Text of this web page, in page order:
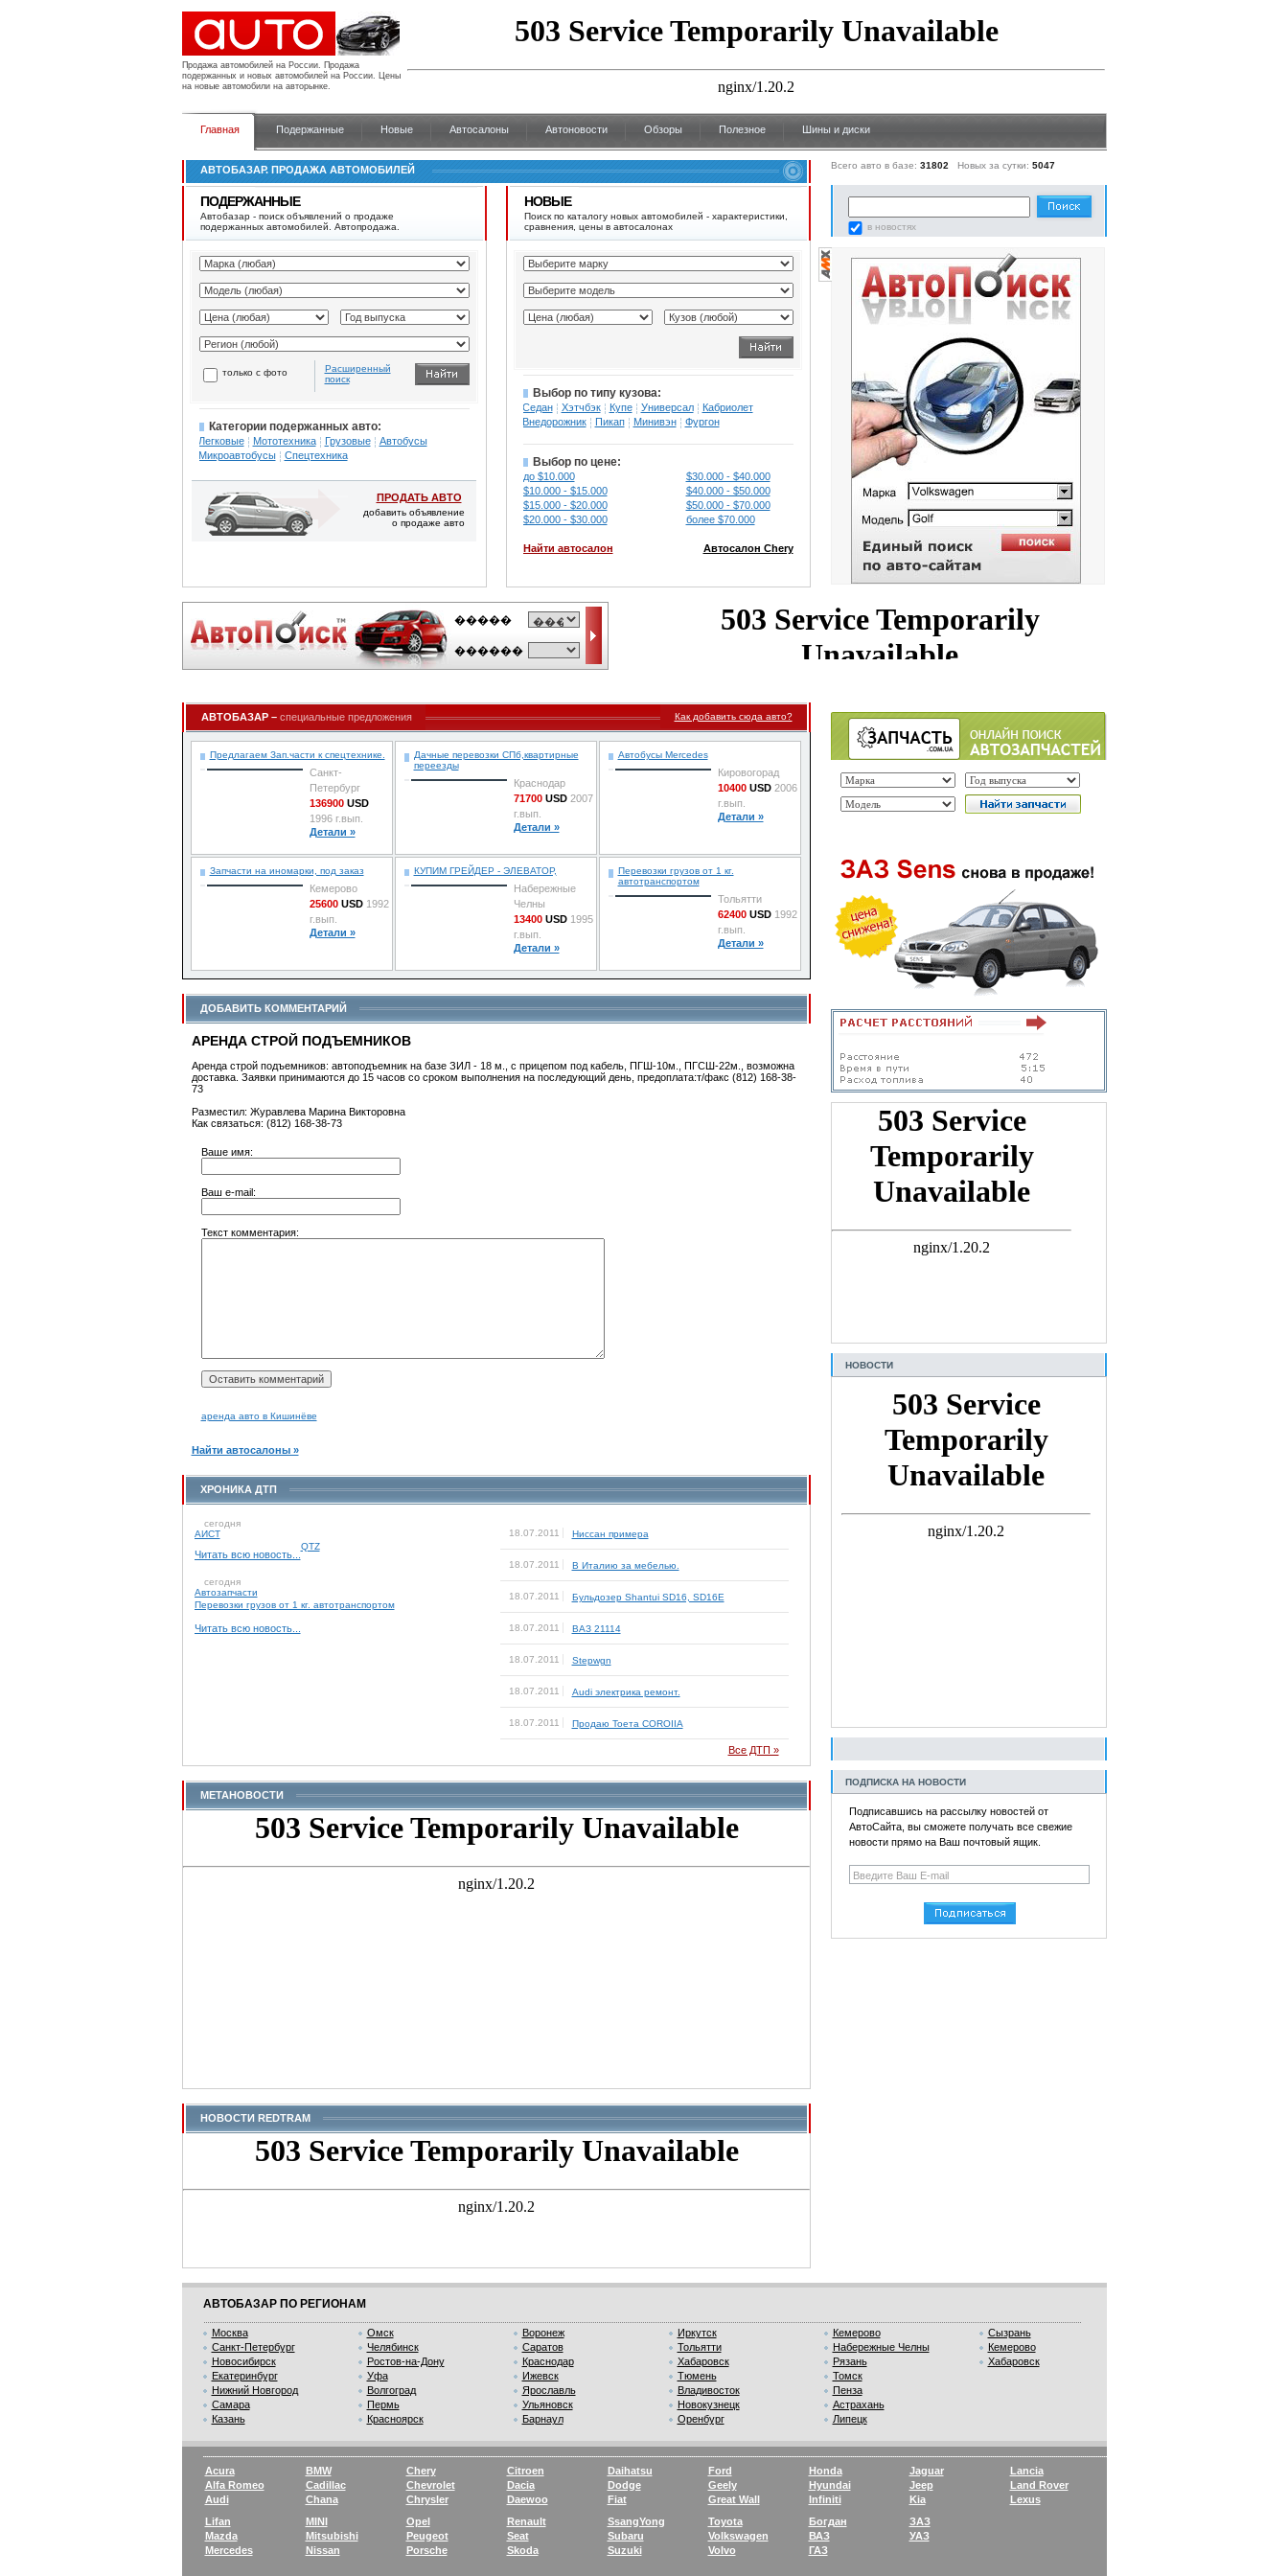
Продажа автомобилей на России. Продажа
подержанных и новых автомобилей на России. Цены
на новые автомобили на авторынке.
Главная Подержанные Новые Автосалоны Автоновости Обзоры Полезное Шины и диски
АВТОБАЗАР. ПРОДАЖА АВТОМОБИЛЕЙ
ПОДЕРЖАННЫЕ
Автобазар - поиск объявлений о продаже
подержанных автомобилей. Автопродажа.
только с фото
Расширенный
поиск
Категории подержанных авто:
Легковые Мототехника Грузовые
Автобусы
Микроавтобусы
Спецтехника
ПРОДАТЬ АВТО
добавить объявление
о продаже авто
НОВЫЕ
Поиск по каталогу новых автомобилей - характеристики,
сравнения, цены в автосалонах
Выбор по типу кузова:
Седан Хэтчбэк Купе Универсал
Кабриолет
Внедорожник
Пикап Минивэн Фургон
Выбор по цене:
до $10.000
$30.000 - $40.000
$10.000 - $15.000
$40.000 - $50.000
$15.000 - $20.000
$50.000 - $70.000
$20.000 - $30.000
более $70.000
Найти автосалон Автосалон Chery
Всего авто в базе: 31802 Новых за сутки: 5047
в новостях
АВТОБАЗАР – специальные предложения Как добавить сюда авто?
Предлагаем Зап.части к спецтехнике.
Санкт-
Петербург
136900USD
1996 г.вып.
Детали »
Дачные перевозки СПб,квартирные
переезды
Краснодар
71700USD2007
г.вып.
Детали »
Автобусы Mercedes
Кировогорад
10400USD2006
г.вып.
Детали »
Запчасти на иномарки, под заказ
Кемерово
25600USD1992
г.вып.
Детали »
КУПИМ ГРЕЙДЕР - ЭЛЕВАТОР,
Набережные
Челны
13400USD1995
г.вып.
Детали »
Перевозки грузов от 1 кг.
автотранспортом
Тольятти
62400USD1992
г.вып.
Детали »
НОВОСТИ
ПОДПИСКА НА НОВОСТИ
Подписавшись на рассылку новостей от
АвтоСайта, вы сможете получать все свежие
новости прямо на Ваш почтовый ящик.
ДОБАВИТЬ КОММЕНТАРИЙ
АРЕНДА СТРОЙ ПОДЪЕМНИКОВ
Аренда строй подъемников: автоподъемник на базе ЗИЛ - 18 м., с прицепом под кабель, ПГШ-10м., ПГСШ-22м., возможна
доставка. Заявки принимаются до 15 часов со сроком выполнения на последующий день, предоплата:т/факс (812) 168-38-
73
Разместил: Журавлева Марина Викторовна
Как связаться: (812) 168-38-73
Ваше имя:
Ваш e-mail:
Текст комментария:
аренда авто в Кишинёве
Найти автосалоны »
ХРОНИКА ДТП
сегодня
АИСТ
QTZ
Читать всю новость...
сегодня
Автозапчасти
Перевозки грузов от 1 кг. автотранспортом
Читать всю новость...
18.07.2011 Ниссан примера
18.07.2011 В Италию за мебелью.
18.07.2011 Бульдозер Shantui SD16, SD16E
18.07.2011 ВАЗ 21114
18.07.2011 Stepwgn
18.07.2011 Audi электрика ремонт.
18.07.2011 Продаю Тоета COROIIA
Все ДТП »
МЕТАНОВОСТИ
НОВОСТИ REDTRAM
АВТОБАЗАР ПО РЕГИОНАМ
Москва
Санкт-Петербург
Новосибирск
Екатеринбург
Нижний Новгород
Самара
Казань
Омск
Челябинск
Ростов-на-Дону
Уфа
Волгоград
Пермь
Красноярск
Воронеж
Саратов
Краснодар
Ижевск
Ярославль
Ульяновск
Барнаул
Иркутск
Тольятти
Хабаровск
Тюмень
Владивосток
Новокузнецк
Оренбург
Кемерово
Набережные Челны
Рязань
Томск
Пенза
Астрахань
Липецк
Сызрань
Кемерово
Хабаровск
Acura
Alfa Romeo
Audi
BMW
Cadillac
Chana
Chery
Chevrolet
Chrysler
Citroen
Dacia
Daewoo
Daihatsu
Dodge
Fiat
Ford
Geely
Great Wall
Honda
Hyundai
Infiniti
Jaguar
Jeep
Kia
Lancia
Land Rover
Lexus
Lifan
Mazda
Mercedes
MINI
Mitsubishi
Nissan
Opel
Peugeot
Porsche
Renault
Seat
Skoda
SsangYong
Subaru
Suzuki
Toyota
Volkswagen
Volvo
Богдан
ВАЗ
ГАЗ
ЗАЗ
УАЗ